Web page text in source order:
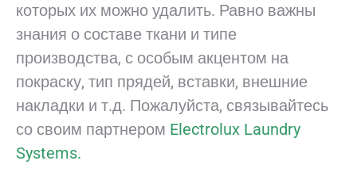
которых их можно удалить. Равно важны
знания о составе ткани и типе
производства, с особым акцентом на
покраску, тип прядей, вставки, внешние
накладки и т.д. Пожалуйста, связывайтесь
со своим партнером Electrolux Laundry
Systems.